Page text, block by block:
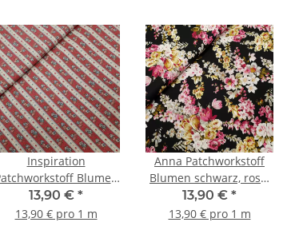
Inspiration
Blumen
in Streifenmuster rot
13,90 € *
13,90 € pro 1 m
Anna Patchworkstoff
Blumen schwarz, rosa,
pink, beige
13,90 € *
13,90 € pro 1 m